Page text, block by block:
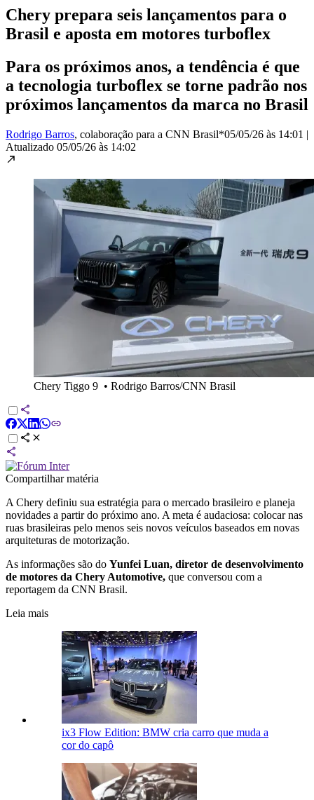
Chery prepara seis lançamentos para o
Brasil e aposta em motores turboflex
Para os próximos anos, a tendência é que
a tecnologia turboflex se torne padrão nos
próximos lançamentos da marca no Brasil
Rodrigo Barros, colaboração para a CNN Brasil*05/05/26 às 14:01 |
Atualizado 05/05/26 às 14:02
Chery Tiggo 9 • Rodrigo Barros/CNN Brasil
Compartilhar matéria
A Chery definiu sua estratégia para o mercado brasileiro e planeja
novidades a partir do próximo ano. A meta é audaciosa: colocar nas
ruas brasileiras pelo menos seis novos veículos baseados em novas
arquiteturas de motorização.
As informações são do Yunfei Luan, diretor de desenvolvimento
de motores da Chery Automotive, que conversou com a
reportagem da CNN Brasil.
Leia mais
ix3 Flow Edition: BMW cria carro que muda a
cor do capô